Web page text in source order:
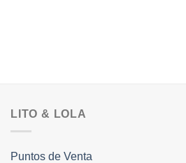
LITO & LOLA
Puntos de Venta